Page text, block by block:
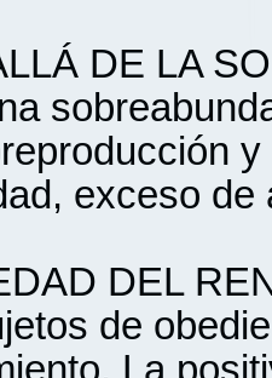
DE LA
exceso
DEL
de
La